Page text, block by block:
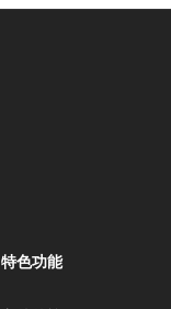
特色功能